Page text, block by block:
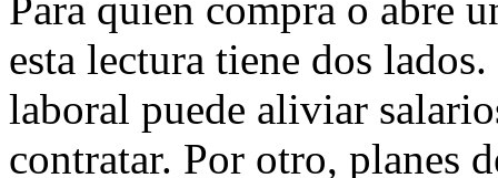
esta lectura tiene dos
laboral puede aliviar
contratar. Por otro, planes